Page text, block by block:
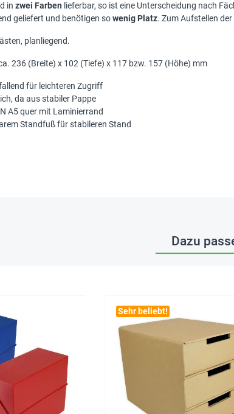
in zwei Farben lieferbar, so ist eine Unterscheidung nach
geliefert und benötigen sowenig Platz. Zum Aufstellen
planliegend.
236 (Breite) x 102 (Tiefe) x 117 bzw. 157 (Höhe) mm
für leichteren Zugriff
da aus stabiler Pappe
A5 quer mit Laminierrand
Standfuß für stabileren Stand
Dazu
Sehr beliebt!